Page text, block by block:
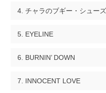
チャラのブギー・シューズ
EYELINE
BURNIN’ DOWN
INNOCENT LOVE